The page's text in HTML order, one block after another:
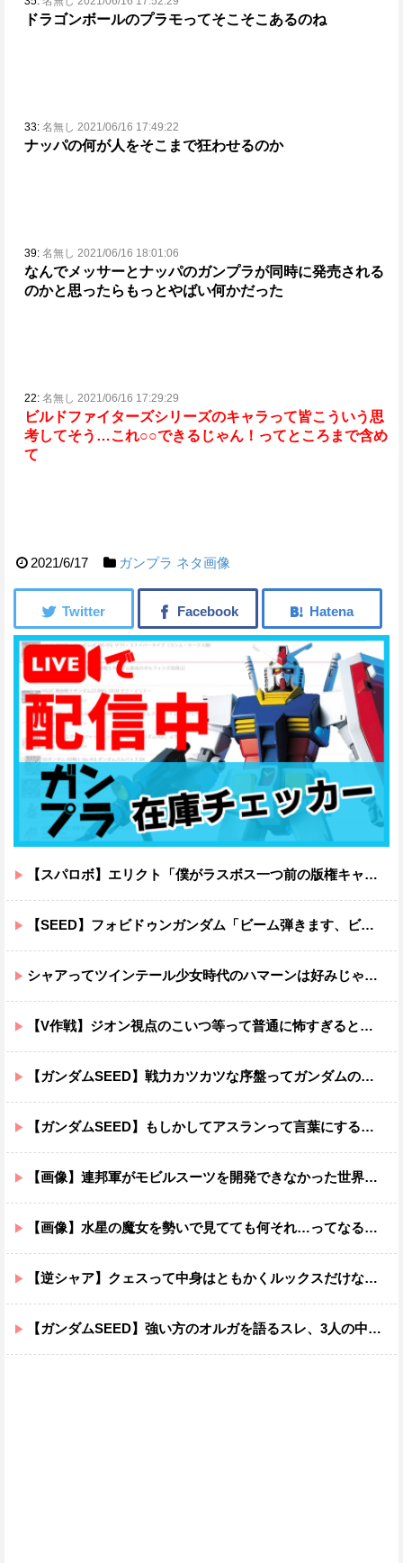
ドラゴンボールのプラモってそこそこあるのね
33: 名無し 2021/06/16 17:49:22
ナッパの何が人をそこまで狂わせるのか
39: 名無し 2021/06/16 18:01:06
なんでメッサーとナッパのガンプラが同時に発売される
のかと思ったらもっとやばい何かだった
22: 名無し 2021/06/16 17:29:29
ビルドファイターズシリーズのキャラって皆こういう思
考してそう…これ○○できるじゃん！ってところまで含め
て
2021/6/17 ガンプラ ネタ画像
【スパロボ】エリクト「僕がラスボス一つ前の版権キャラ最後の敵ってちょっと荷が重すぎない？」
【SEED】フォビドゥンガンダム「ビーム弾きます、ビーム曲げられます、空飛びます」←二世代目でこれ出来るのおかしいだろ
シャアってツインテール少女時代のハマーンは好みじゃなかったの？
【V作戦】ジオン視点のこいつ等って普通に怖すぎると思う…
【ガンダムSEED】戦力カツカツな序盤ってガンダムの中だと割と珍しい気がする
【ガンダムSEED】もしかしてアスランって言葉にするのが下手なだけでめっちゃいい人なのでは？
【画像】連邦軍がモビルスーツを開発できなかった世界線のガンダムｗｗｗｗｗｗｗ
【画像】水星の魔女を勢いで見てても何それ…ってなる部分ｗｗｗｗｗｗｗｗ
【逆シャア】クェスって中身はともかくルックスだけなら最高だな
【ガンダムSEED】強い方のオルガを語るスレ、3人の中でも強化は一番されてない方